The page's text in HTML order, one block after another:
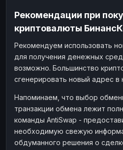
Рекомендации при
криптовалюты
Рекомендуем использовать
для получения денежных
возможно. Большинство
сгенерировать новый адрес в
Напоминаем, что выбор
транзакции обмена лежит
команды AntiSwap -
необходимую свежую
обдуманного решения о